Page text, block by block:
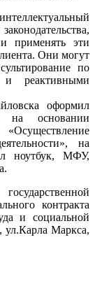
применять эти
Они могут
по
и реактивными
оформил
на основании
на
ноутбук, МФУ,
контракта
и социальной
ул.Карла Маркса,